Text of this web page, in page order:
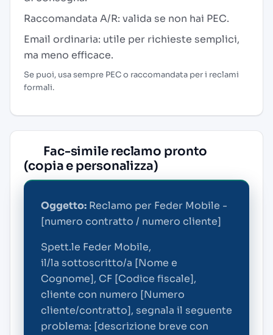
Raccomandata A/R: valida se non hai PEC.
Email ordinaria: utile per richieste semplici,
ma meno efficace.
Se puoi, usa sempre PEC o raccomandata per i reclami
formali.
Fac-simile reclamo pronto
(copia e personalizza)
Oggetto: Reclamo per Feder Mobile -
[numero contratto / numero cliente]
Spett.le Feder Mobile,
il/la sottoscritto/a [Nome e
Cognome], CF [Codice fiscale],
cliente con numero [Numero
cliente/contratto], segnala il seguente
problema: [descrizione breve con